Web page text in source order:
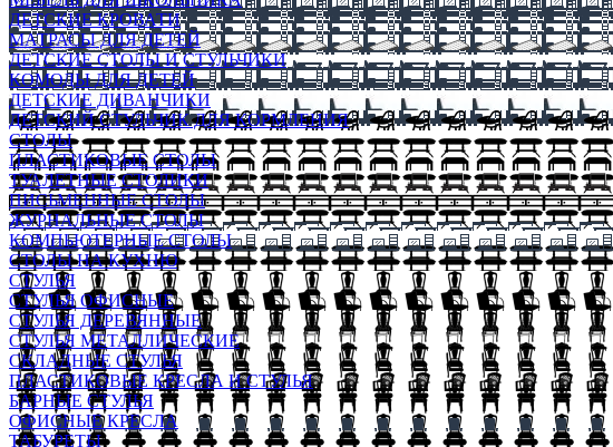
ДЕТСКИЕ КРОВАТИ
МАТРАСЫ ДЛЯ ДЕТЕЙ
ДЕТСКИЕ СТОЛЫ И СТУЛЬЧИКИ
КОМОДЫ ДЛЯ ДЕТЕЙ
ДЕТСКИЕ ДИВАНЧИКИ
ДЕТСКИЙ СТУЛЬЧИК ДЛЯ КОРМЛЕНИЯ
СТОЛЫ
ПЛАСТИКОВЫЕ СТОЛЫ
ТУАЛЕТНЫЕ СТОЛИКИ
ПИСЬМЕННЫЕ СТОЛЫ
ЖУРНАЛЬНЫЕ СТОЛЫ
КОМПЬЮТЕРНЫЕ СТОЛЫ
СТОЛЫ НА КУХНЮ
СТУЛЬЯ
СТУЛЬЯ ОФИСНЫЕ
СТУЛЬЯ ДЕРЕВЯННЫЕ
СТУЛЬЯ МЕТАЛЛИЧЕСКИЕ
СКЛАДНЫЕ СТУЛЬЯ
ПЛАСТИКОВЫЕ КРЕСЛА И СТУЛЬЯ
БАРНЫЕ СТУЛЬЯ
ОФИСНЫЕ КРЕСЛА
ТАБУРЕТЫ